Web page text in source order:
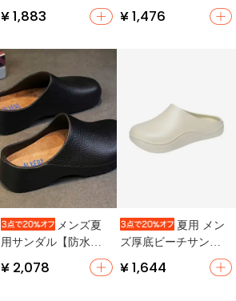
ンダル【水に強い・
デザイン】
¥ 1,883
【通気性・ソフトソ
¥ 1,476
メンズ夏
用サンダル【防水・
滑り止め・厚底・オ
ープントゥ】
¥ 2,078
夏用 メン
ズ厚底ビーチサンダ
と・快適な履き心
¥ 1,644